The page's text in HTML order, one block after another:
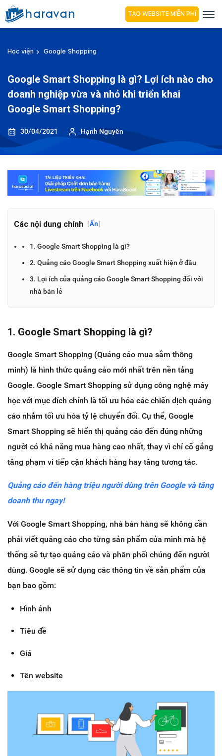
TẠO WEBSITE MIỄN PHÍ
Học viện Google Shopping
Google Smart Shopping là gì? Lợi ích nào cho
doanh nghiệp vừa và nhỏ khi triển khai
Google Smart Shopping?
30/04/2021 Hạnh Nguyên
Các nội dung chính [Ẩn]
1. Google Smart Shopping là gì?
2. Quảng cáo Google Smart Shopping xuất hiện ở đâu
3. Lợi ích của quảng cáo Google Smart Shopping đối với
nhà bán lẻ
1. Google Smart Shopping là gì?
Google Smart Shopping (Quảng cáo mua sắm thông
minh) là hình thức quảng cáo mới nhất trên nền tảng
Google. Google Smart Shopping sử dụng công nghệ máy
học với mục đích chính là tối ưu hóa các chiến dịch quảng
cáo nhằm tối ưu hóa tỷ lệ chuyển đổi. Cụ thể, Google
Smart Shopping sẽ hiển thị quảng cáo đến đúng những
người có khả năng mua hàng cao nhất, thay vì chỉ cố gắng
tăng phạm vi tiếp cận khách hàng hay tăng tương tác.
Quảng cáo đến hàng triệu người dùng trên Google và tăng
doanh thu ngay!
Với Google Smart Shopping, nhà bán hàng sẽ không cần
phải viết quảng cáo cho từng sản phẩm của mình mà hệ
thống sẽ tự tạo quảng cáo và phân phối chúng đến người
dùng. Google sẽ sử dụng các thông tin về sản phẩm của
bạn bao gồm:
Hình ảnh
Tiêu đề
Giá
Tên website